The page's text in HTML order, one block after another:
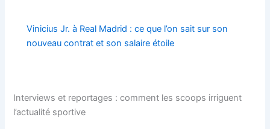
Vinicius Jr. à Real Madrid : ce que l’on sait sur son
nouveau contrat et son salaire étoile
Interviews et reportages : comment les scoops irriguent
l’actualité sportive